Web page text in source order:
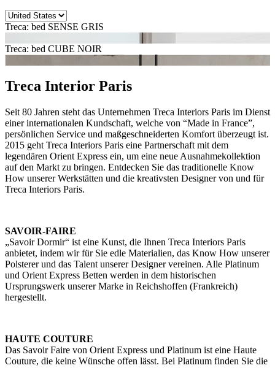
Treca: bed SENSE GRIS
Treca: bed CUBE NOIR
Treca Interior Paris
Seit 80 Jahren steht das Unternehmen Treca Interiors Paris im Dienst
einer internationalen Kundschaft, welche von “Made in France”,
persönlichen Service und maßgeschneiderten Komfort überzeugt ist.
2015 geht Treca Interiors Paris eine Partnerschaft mit dem
legendären Orient Express ein, um eine neue Ausnahmekollektion
auf den Markt zu bringen. Entdecken Sie das traditionelle Know
How unserer Werkstätten und die kreativsten Designer von und für
Treca Interiors Paris.
SAVOIR-FAIRE
„Savoir Dormir“ ist eine Kunst, die Ihnen Treca Interiors Paris
anbietet, indem wir für Sie edle Materialien, das Know How unserer
Polsterer und das Talent unserer Designer vereinen. Alle Platinum
und Orient Express Betten werden in dem historischen
Ursprungswerk unserer Marke in Reichshoffen (Frankreich)
hergestellt.
HAUTE COUTURE
Das Savoir Faire von Orient Express und Platinum ist eine Haute
Couture, die keine Wünsche offen lässt. Bei Platinum finden Sie die